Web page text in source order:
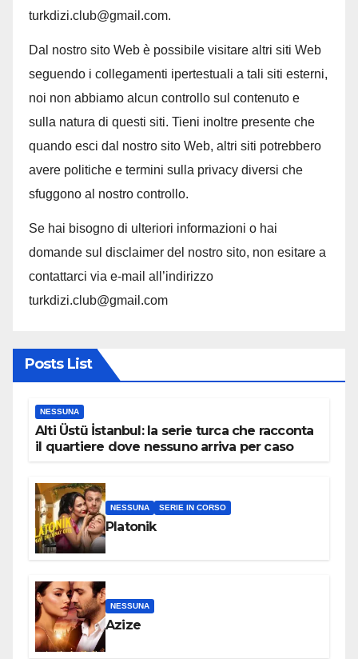
turkdizi.club@gmail.com.
Dal nostro sito Web è possibile visitare altri siti Web
seguendo i collegamenti ipertestuali a tali siti esterni,
noi non abbiamo alcun controllo sul contenuto e
sulla natura di questi siti. Tieni inoltre presente che
quando esci dal nostro sito Web, altri siti potrebbero
avere politiche e termini sulla privacy diversi che
sfuggono al nostro controllo.
Se hai bisogno di ulteriori informazioni o hai
domande sul disclaimer del nostro sito, non esitare a
contattarci via e-mail all’indirizzo
turkdizi.club@gmail.com
Posts List
NESSUNA
Alti Üstü İstanbul: la serie turca che racconta
il quartiere dove nessuno arriva per caso
NESSUNA SERIE IN CORSO
Platonik
NESSUNA
Azize